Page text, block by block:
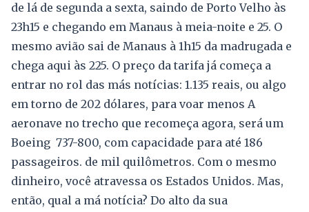
de lá de segunda a sexta, saindo de Porto Velho às
23h15 e chegando em Manaus à meia-noite e 25. O
mesmo avião sai de Manaus à 1h15 da madrugada e
chega aqui às 225. O preço da tarifa já começa a
entrar no rol das más notícias: 1.135 reais, ou algo
em torno de 202 dólares, para voar menos A
aeronave no trecho que recomeça agora, será um
Boeing 737-800, com capacidade para até 186
passageiros. de mil quilômetros. Com o mesmo
dinheiro, você atravessa os Estados Unidos. Mas,
então, qual a má notícia? Do alto da sua